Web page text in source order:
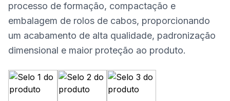
processo de formação, compactação e
embalagem de rolos de cabos, proporcionando
um acabamento de alta qualidade, padronização
dimensional e maior proteção ao produto.